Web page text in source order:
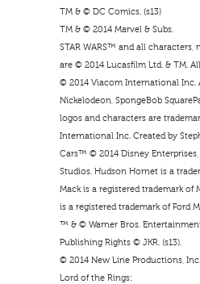
TM & © DC Comics. (s13)
TM & © 2014 Marvel & Subs.
STAR WARS™ and all characters,
are © 2014 Lucasfilm Ltd. & TM.
© 2014 Viacom International Inc.
Nickelodeon, SpongeBob
logos and characters are
International Inc. Created by
Cars™ © 2014 Disney
Studios. Hudson Hornet is a
Mack is a registered trademark of
is a registered trademark of Ford
™ & © Warner Bros.
Publishing Rights © JKR. (s13).
© 2014 New Line Productions,
Lord of the Rings: